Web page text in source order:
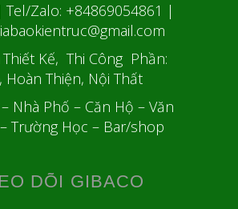
Zalo: +84869054861 |
Kế, Thi Công Phần:
Hoàn Thiện, Nội Thất
Nhà Phố – Căn Hộ – Văn
Trường Học – Bar/shop
DÕI GIBACO